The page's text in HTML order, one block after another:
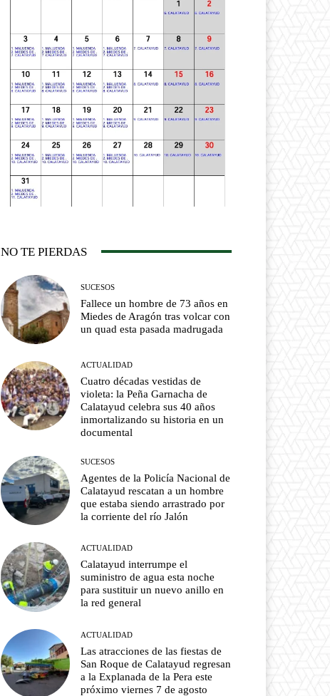
NO TE PIERDAS
SUCESOS
Fallece un hombre de 73 años en
Miedes de Aragón tras volcar con
un quad esta pasada madrugada
ACTUALIDAD
Cuatro décadas vestidas de
violeta: la Peña Garnacha de
Calatayud celebra sus 40 años
inmortalizando su historia en un
documental
SUCESOS
Agentes de la Policía Nacional de
Calatayud rescatan a un hombre
que estaba siendo arrastrado por
la corriente del río Jalón
ACTUALIDAD
Calatayud interrumpe el
suministro de agua esta noche
para sustituir un nuevo anillo en
la red general
ACTUALIDAD
Las atracciones de las fiestas de
San Roque de Calatayud regresan
a la Explanada de la Pera este
próximo viernes 7 de agosto